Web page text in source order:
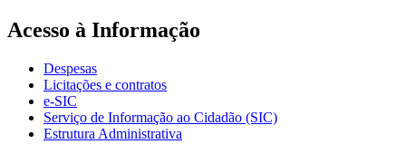
Acesso à Informação
Despesas
Licitações e contratos
e-SIC
Serviço de Informação ao Cidadão (SIC)
Estrutura Administrativa